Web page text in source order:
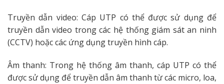
Truyền dẫn video: Cáp UTP có thể được sử dụng để
truyền dẫn video trong các hệ thống giám sát an ninh
(CCTV) hoặc các ứng dụng truyền hình cáp.
Âm thanh: Trong hệ thống âm thanh, cáp UTP có thể
được sử dụng để truyền dẫn âm thanh từ các micro, loa,